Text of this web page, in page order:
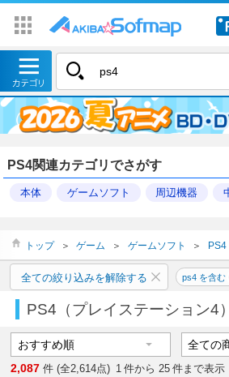
PS4関連カテゴリでさがす
本体 ゲームソフト 周辺機器
トップ ＞ ゲーム ＞ ゲームソフト ＞ PS4
全ての絞り込みを解除する ps4 を含む
PS4（プレイステーション4）
2,087 件 (全2,614点) 1 件から 25 件まで表示